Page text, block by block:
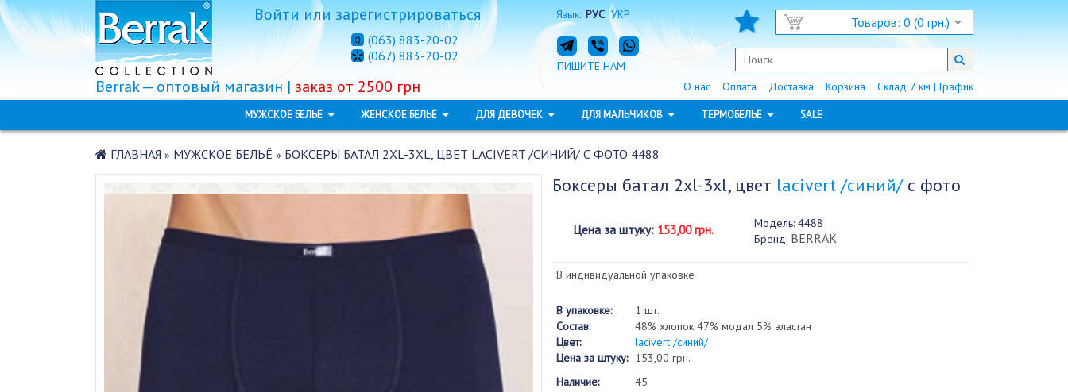
Язык: РУС УКР Товаров: 0 (0 грн.)
Войтиилизарегистрироваться
(063) 883-20-02
(067) 883-20-02
ПИШИТЕ НАМ
Склад 7 км | График
Корзина
Доставка
Оплата
О нас
Berrak — оптовый магазин | заказ от 2500 грн
МУЖСКОЕ БЕЛЬЁ ЖЕНСКОЕ БЕЛЬЁ ДЛЯ ДЕВОЧЕК ДЛЯ МАЛЬЧИКОВ ТЕРМОБЕЛЬЁ SALE
ГЛАВНАЯ » МУЖСКОЕ БЕЛЬЁ » БОКСЕРЫ БАТАЛ 2XL-3XL, ЦВЕТ LACIVERT /СИНИЙ/ С ФОТО 4488
Боксеры батал 2xl-3xl, цвет lacivert /синий/с фото
Цена за штуку: 153,00 грн. Модель:4488
Бренд: BERRAK
В индивидуальной упаковке
В упаковке:
1 шт.
Состав:
48% хлопок 47% модал 5% эластан
Цвет:
lacivert /синий/
Цена за штуку: 153,00 грн.
Наличие:
45